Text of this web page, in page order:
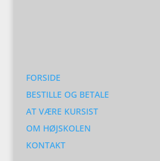
FORSIDE
BESTILLE OG BETALE
AT VÆRE KURSIST
OM HØJSKOLEN
KONTAKT